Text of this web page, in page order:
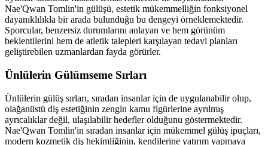
Nae'Qwan Tomlin'in gülüşü, estetik mükemmelliğin fonksiyonel
dayanıklılıkla bir arada bulunduğu bu dengeyi örneklemektedir.
Sporcular, benzersiz durumlarını anlayan ve hem görünüm
beklentilerini hem de atletik talepleri karşılayan tedavi planları
geliştirebilen uzmanlardan fayda görürler.
Ünlülerin Gülümseme Sırları
Ünlülerin gülüş sırları, sıradan insanlar için de uygulanabilir olup,
olağanüstü diş estetiğinin zengin kamu figürlerine ayrılmış
ayrıcalıklar değil, ulaşılabilir hedefler olduğunu göstermektedir.
Nae'Qwan Tomlin'in sıradan insanlar için mükemmel gülüş ipuçları,
modern kozmetik diş hekimliğinin, kendilerine yatırım yapmaya